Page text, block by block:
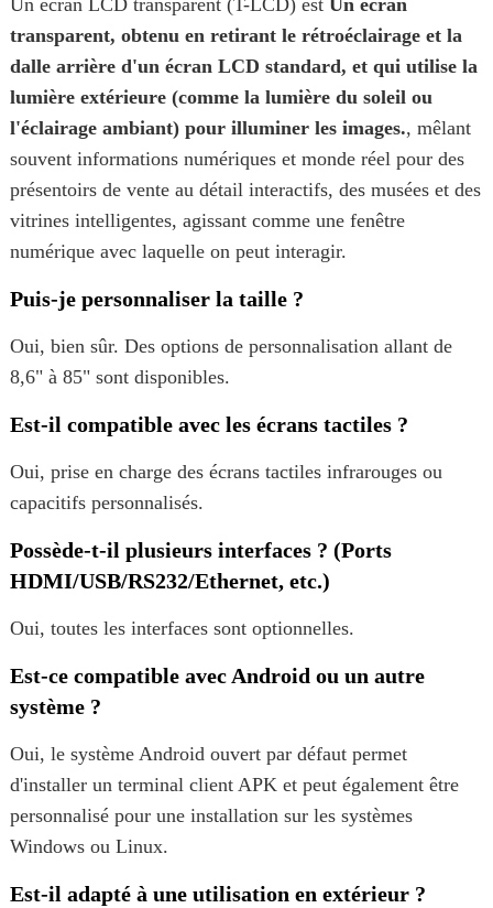
Un écran LCD transparent (T-LCD) est Un écran
transparent, obtenu en retirant le rétroéclairage et la
dalle arrière d'un écran LCD standard, et qui utilise la
lumière extérieure (comme la lumière du soleil ou
l'éclairage ambiant) pour illuminer les images., mêlant
souvent informations numériques et monde réel pour des
présentoirs de vente au détail interactifs, des musées et des
vitrines intelligentes, agissant comme une fenêtre
numérique avec laquelle on peut interagir.
Puis-je personnaliser la taille ?
Oui, bien sûr. Des options de personnalisation allant de
8,6" à 85" sont disponibles.
Est-il compatible avec les écrans tactiles ?
Oui, prise en charge des écrans tactiles infrarouges ou
capacitifs personnalisés.
Possède-t-il plusieurs interfaces ? (Ports
HDMI/USB/RS232/Ethernet, etc.)
Oui, toutes les interfaces sont optionnelles.
Est-ce compatible avec Android ou un autre
système ?
Oui, le système Android ouvert par défaut permet
d'installer un terminal client APK et peut également être
personnalisé pour une installation sur les systèmes
Windows ou Linux.
Est-il adapté à une utilisation en extérieur ?